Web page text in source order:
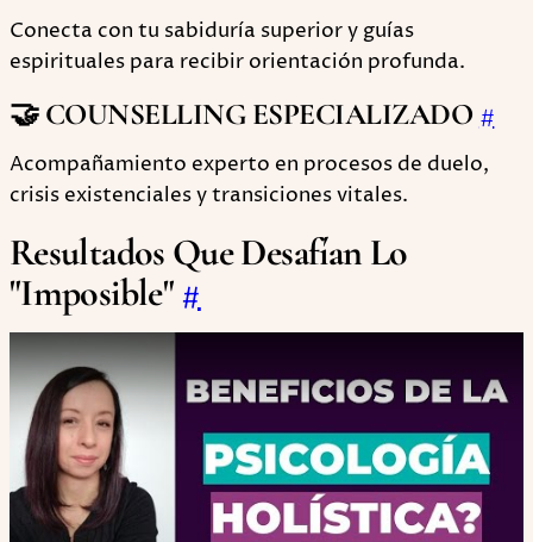
Conecta con tu sabiduría superior y guías
espirituales para recibir orientación profunda.
🤝 COUNSELLING ESPECIALIZADO #
Acompañamiento experto en procesos de duelo,
crisis existenciales y transiciones vitales.
Resultados Que Desafían Lo
"Imposible"#
Play